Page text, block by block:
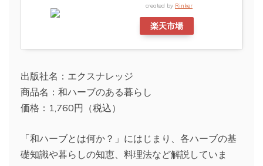
created by Rinker
楽天市場
出版社名：エクスナレッジ
商品名：和ハーブのある暮らし
価格：1,760円（税込）
「和ハーブとは何か？」にはじまり、各ハーブの基
礎知識や暮らしの知恵、料理法など解説していま